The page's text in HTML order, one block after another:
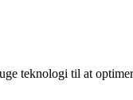
teknologi til at